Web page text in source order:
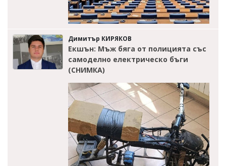
Димитър КИРЯКОВ
Екшън: Мъж бяга от полицията със
самоделно електрическо бъги
(СНИМКА)